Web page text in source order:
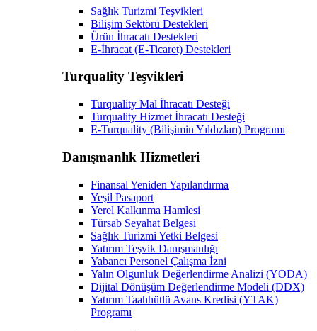
Sağlık Turizmi Teşvikleri
Bilişim Sektörü Destekleri
Ürün İhracatı Destekleri
E-İhracat (E-Ticaret) Destekleri
Turquality Teşvikleri
Turquality Mal İhracatı Desteği
Turquality Hizmet İhracatı Desteği
E-Turquality (Bilişimin Yıldızları) Programı
Danışmanlık Hizmetleri
Finansal Yeniden Yapılandırma
Yeşil Pasaport
Yerel Kalkınma Hamlesi
Türsab Seyahat Belgesi
Sağlık Turizmi Yetki Belgesi
Yatırım Teşvik Danışmanlığı
Yabancı Personel Çalışma İzni
Yalın Olgunluk Değerlendirme Analizi (YODA)
Dijital Dönüşüm Değerlendirme Modeli (DDX)
Yatırım Taahhütlü Avans Kredisi (YTAK)
Programı